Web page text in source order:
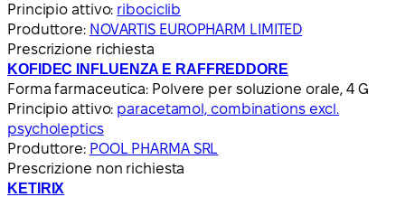
Principio attivo: ribociclib
Produttore: NOVARTIS EUROPHARM LIMITED
Prescrizione richiesta
KOFIDEC INFLUENZA E RAFFREDDORE
Forma farmaceutica: Polvere per soluzione orale, 4 G
Principio attivo: paracetamol, combinations excl.
psycholeptics
Produttore: POOL PHARMA SRL
Prescrizione non richiesta
KETIRIX